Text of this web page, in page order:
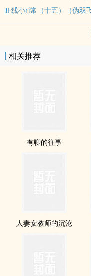
相关推荐
有聊的往事
人妻女教师的沉沦